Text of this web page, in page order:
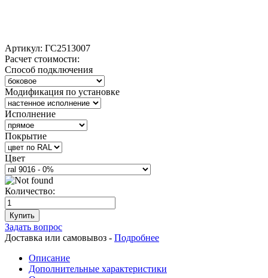
Артикул: ГС2513007
Расчет стоимости:
Способ подключения
Модификация по установке
Исполнение
Покрытие
Цвет
Количество:
Купить
Задать вопрос
Доставка или самовывоз - Подробнее
Описание
Дополнительные характеристики